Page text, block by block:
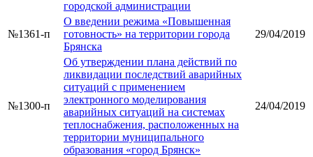
городской администрации
№1361-п
О введении режима «Повышенная
готовность» на территории города
Брянска
29/04/2019
№1300-п
Об утверждении плана действий по
ликвидации последствий аварийных
ситуаций с применением
электронного моделирования
аварийных ситуаций на системах
теплоснабжения, расположенных на
территории муниципального
образования «город Брянск»
24/04/2019